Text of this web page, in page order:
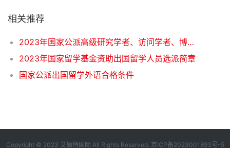
相关推荐
2023年国家公派高级研究学者、访问学者、博士后项目选派办法
2023年国家留学基金资助出国留学人员选派简章
国家公派出国留学外语合格条件
Copyright © 2023 艾俪特国际 All Rights Reserved. 京ICP备2023001893号-5